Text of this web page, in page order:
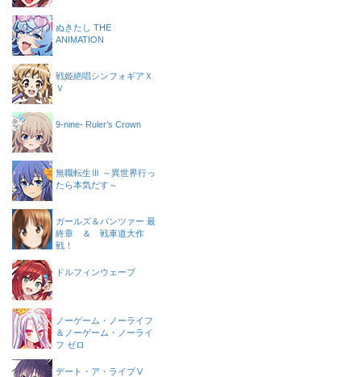
ぬきたし THE
ANIMATION
戦姫絶唱シンフォギアＸ
Ｖ
9-nine- Ruler’s Crown
無職転生Ⅲ ～異世界行っ
たら本気だす～
ガールズ＆パンツァー 最
終章 ＆ 戦車道大作
戦！
ドルフィンウェーブ
ノーゲーム・ノーライフ
＆ノーゲーム・ノーライ
フ ゼロ
デート・ア・ライブⅤ